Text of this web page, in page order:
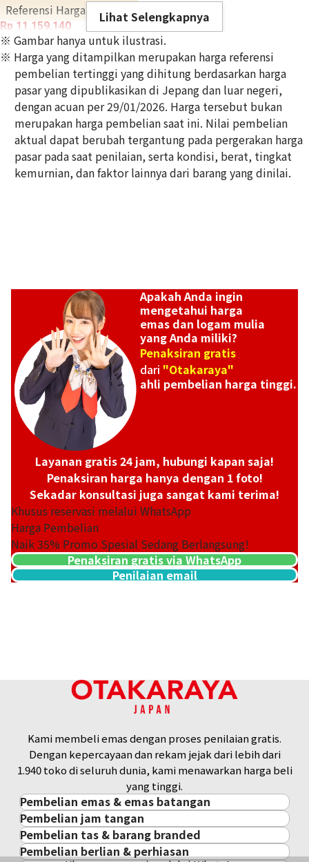
Referensi Harga Buyback
Rp 11.159.140
Lihat Selengkapnya
※ Gambar hanya untuk ilustrasi.
※ Harga yang ditampilkan merupakan harga referensi
pembelian tertinggi yang dihitung berdasarkan harga
pasar yang dipublikasikan di Jepang dan luar negeri,
dengan acuan per 29/01/2026. Harga tersebut bukan
merupakan harga pembelian saat ini. Nilai pembelian
aktual dapat berubah tergantung pada pergerakan harga
pasar pada saat penilaian, serta kondisi, berat, tingkat
kemurnian, dan faktor lainnya dari barang yang dinilai.
Apakah Anda ingin
mengetahui harga
emas dan logam mulia
yang Anda miliki?
Penaksiran gratis
dari "Otakaraya"
ahli pembelian harga tinggi.
Layanan gratis 24 jam, hubungi kapan saja!
Penaksiran harga hanya dengan 1 foto!
Sekadar konsultasi juga sangat kami terima!
Khusus reservasi melalui WhatsApp
Harga Pembelian
Naik35% Promo Spesial Sedang Berlangsung!
Penaksiran gratis via WhatsApp
Penilaian email
Kami membeli emas dengan proses penilaian gratis.
Dengan kepercayaan dan rekam jejak dari lebih dari
1.940 toko di seluruh dunia, kami menawarkan harga beli
yang tinggi.
Pembelian emas & emas batangan
Pembelian emas & emas batangan
Emas Batangan / Gold Bar
Koin Emas
Pembelian jam tangan
Pembelian jam tangan
ROLEX
Pembelian tas & barang branded
Pembelian tas & barang branded
Pembelian berlian & perhiasan